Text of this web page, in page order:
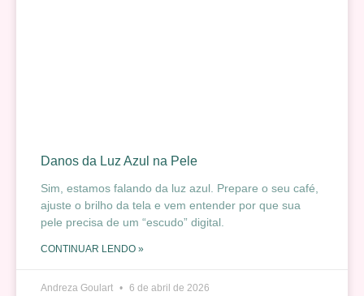
Danos da Luz Azul na Pele
Sim, estamos falando da luz azul. Prepare o seu café,
ajuste o brilho da tela e vem entender por que sua
pele precisa de um “escudo” digital.
CONTINUAR LENDO »
Andreza Goulart 6 de abril de 2026